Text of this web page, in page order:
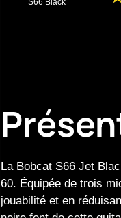
La Bobcat S66 Jet
60. Équipée de trois
jouabilité et en